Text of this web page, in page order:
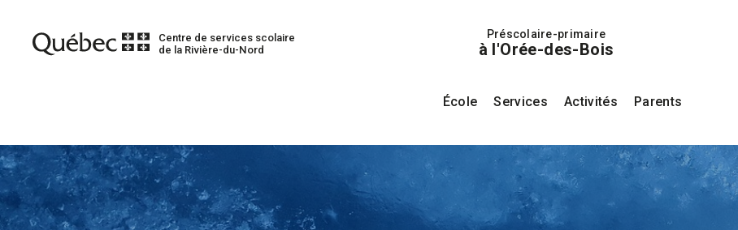
Centre de services scolaire
de la Rivière-du-Nord
Préscolaire-primaire
à l'Orée-des-Bois
École Services Activités Parents